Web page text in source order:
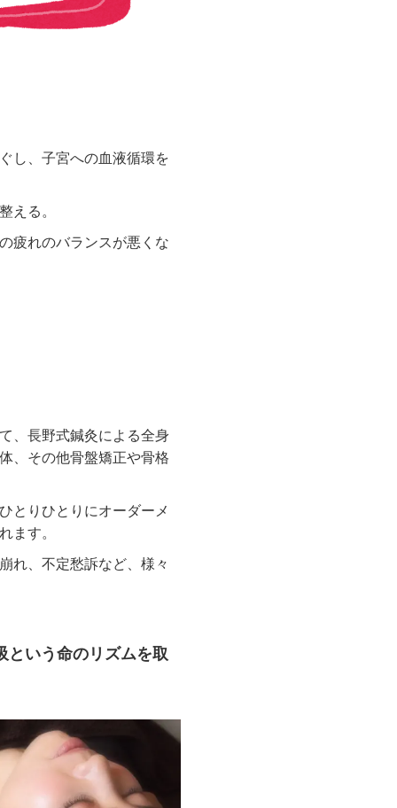
し、子宮への血液循環を
える。
疲れのバランスが悪くな
、長野式鍼灸による全身
、その他骨盤矯正や骨格
とりひとりにオーダーメ
ます。
れ、不定愁訴など、様々
という命のリズムを取